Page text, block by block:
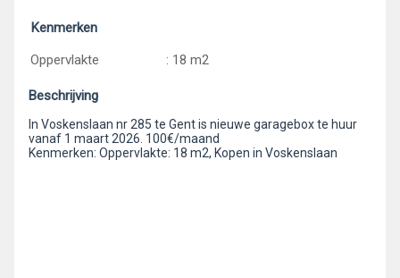
Kenmerken
Oppervlakte
: 18 m2
Beschrijving
In Voskenslaan nr 285 te Gent is nieuwe garagebox te huur
vanaf 1 maart 2026. 100€/maand
Kenmerken: Oppervlakte: 18 m2, Kopen in Voskenslaan